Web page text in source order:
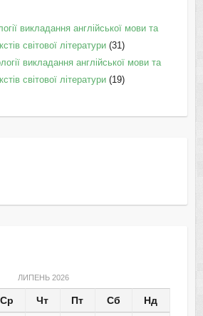
викладання англійської мови та
світової літератури(31)
викладання англійської мови та
світової літератури(19)
ЛИПЕНЬ 2026
Ср Чт Пт Сб Нд